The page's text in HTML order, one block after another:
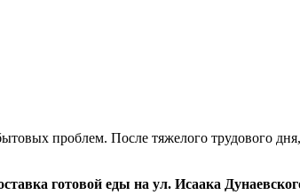
проблем. После тяжелого трудового
готовой еды на ул. Исаака